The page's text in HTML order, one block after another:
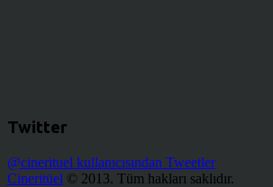
Twitter
@cinerituel kullanıcısından Tweetler
Cineritüel © 2013. Tüm hakları saklıdır.